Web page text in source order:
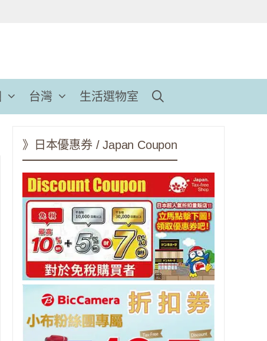
台灣 生活選物室
》日本優惠券 / Japan Coupon